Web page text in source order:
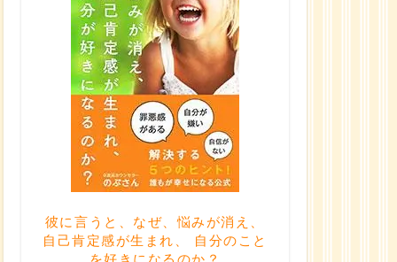
彼に言うと、なぜ、悩みが消え、
自己肯定感が生まれ、 自分のこと